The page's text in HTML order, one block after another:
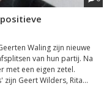
Waling zijn nieuwe
van hun partij. Na
met een eigen zetel.
Geert Wilders, Rita...